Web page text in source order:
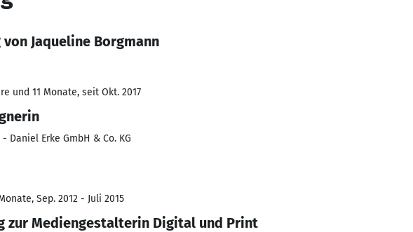
Jaqueline Borgmann
und 11 Monate, seit Okt. 2017
- Daniel Erke GmbH & Co. KG
Sep. 2012 - Juli 2015
zur Mediengestalterin Digital und Print